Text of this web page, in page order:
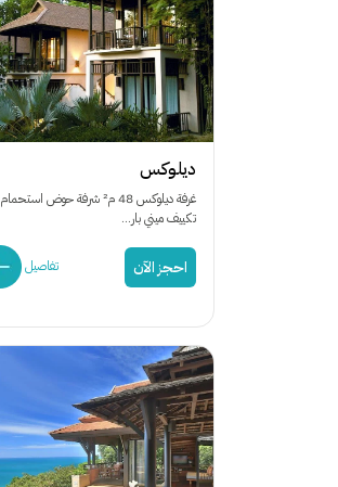
ديلوكس
غرفة ديلوكس 48 م² شرفة حوض استحمام
تكييف ميني بار...
احجز الآن تفاصيل